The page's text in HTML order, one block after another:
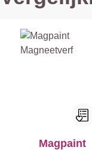
Magpaint